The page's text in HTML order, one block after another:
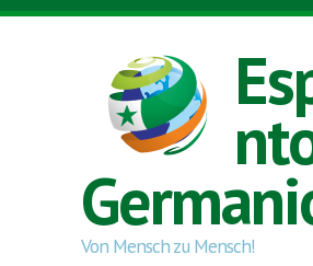
Skip to main content
Von Mensch zu Mensch!